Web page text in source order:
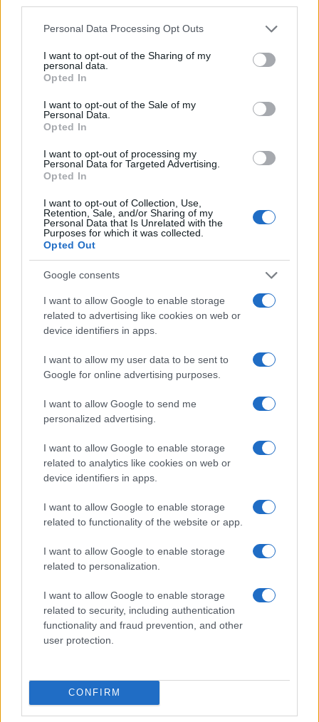
Personal Data Processing Opt Outs
I want to opt-out of the Sharing of my
personal data.
Opted In
I want to opt-out of the Sale of my
Personal Data.
Opted In
I want to opt-out of processing my
Personal Data for Targeted Advertising.
Opted In
I want to opt-out of Collection, Use,
Retention, Sale, and/or Sharing of my
Personal Data that Is Unrelated with the
Purposes for which it was collected.
Opted Out
Google consents
I want to allow Google to enable storage
related to advertising like cookies on web or
device identifiers in apps.
I want to allow my user data to be sent to
Google for online advertising purposes.
I want to allow Google to send me
personalized advertising.
I want to allow Google to enable storage
related to analytics like cookies on web or
device identifiers in apps.
I want to allow Google to enable storage
related to functionality of the website or app.
I want to allow Google to enable storage
related to personalization.
I want to allow Google to enable storage
related to security, including authentication
functionality and fraud prevention, and other
user protection.
CONFIRM
condizioni del padre. Ora sono entrambi ricoverati
in ospedale, lui “in fin di vita”, lei in una situazione
definita critica dai medici. Entrambi avvelenati con
moglie e soprattutto un figlio in un incidente non
meglio precisato, temesse per la propria vita. L’ex-
agente segreto russo, dopo essere stato in carcere
nel suo Paese, accusato di collaborare con il MI6, i
servizi segreti britannici, aveva trovato ospitalità
nel Regno Unito, andando poi a vivere in una
cittadina e mantenendo una posizione defilata.
Tuttavia questo personaggio, nonostante avesse
optato ormai per una vita più tranquilla,
probabilmente lontana dal mondo dei servizi
segreti, continuava a dare fastidio a qualcuno. A
chi se non alla Russia di Putin? Senza dubbio non
infastidiva la Gran Bretagna che l’aveva accolto.
Le autorità britanniche per ora non accusano
direttamente il Cremlino: “Qualunque attribuzione
faremo in futuro, dovremo essere certi di avere
tutte le prove”, assicura il ministro dell’interno
Amber Rudd. Ma i sospetti sono molto forti circa il
mandante dell’avvelenamento di Serghei Skripal e
della figlia. Se Theresa May e il ministro degli
minacciare il boicottaggio da parte del Regno
Unito dei Mondiali di calcio in Russia, significa
che Scotland Yard ha più certezze che dubbi circa
la vicenda. Del resto, il modus operandi è assai
simile a quello adottato con Alexander Litvinenko,
amico ed un modello da seguire, legga prima la
lunga lista di vittime del neo-Zar di Mosca e ci